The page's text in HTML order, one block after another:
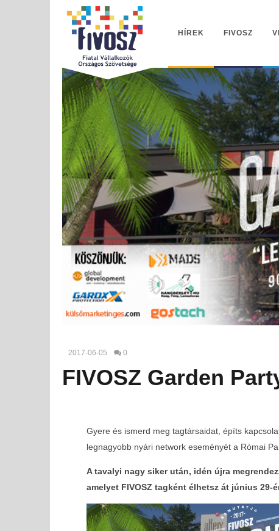
HÍREK FIVOSZ
2017-06-05 0
FIVOSZ Garden
Gyere és ismerd meg tagtársaidat, építs
legnagyobb nyári network eseményét a Római
A tavalyi nagy siker után, idén újra
amelyet FIVOSZ tagként élhetsz át június 29-